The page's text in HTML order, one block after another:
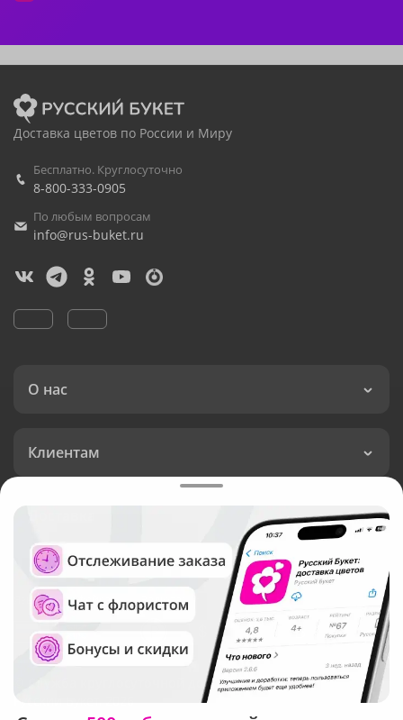
Доставка цветов по России и Миру
Бесплатно. Круглосуточно
8-800-333-0905
По любым вопросам
info@rus-buket.ru
О нас
Клиентам
Язык интерфейса: Валюта:
Служба круглосуточной доставки цветов
Русский Букет, 2026